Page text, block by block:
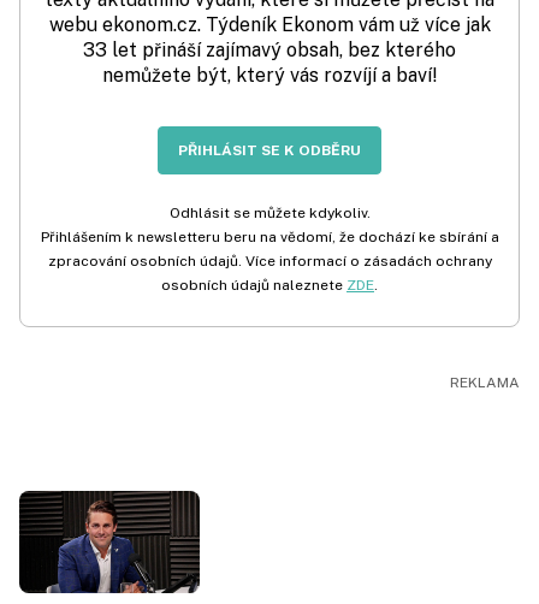
webu ekonom.cz. Týdeník Ekonom vám už více jak
33 let přináší zajímavý obsah, bez kterého
nemůžete být, který vás rozvíjí a baví!
PŘIHLÁSIT SE K ODBĚRU
Odhlásit se můžete kdykoliv.
Přihlášením k newsletteru beru na vědomí, že dochází ke sbírání a
zpracování osobních údajů. Více informací o zásadách ochrany
osobních údajů naleznete ZDE.